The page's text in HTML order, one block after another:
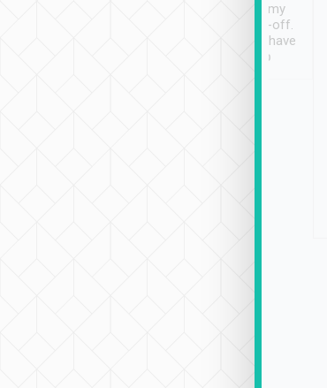
have safely arrived at my
destination after drop-off.
Definitely something I have
not seen elsewhere 👍